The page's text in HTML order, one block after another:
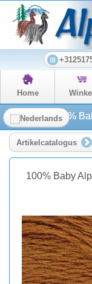
Home Winkel
Artikelcatalogus
100% Baby